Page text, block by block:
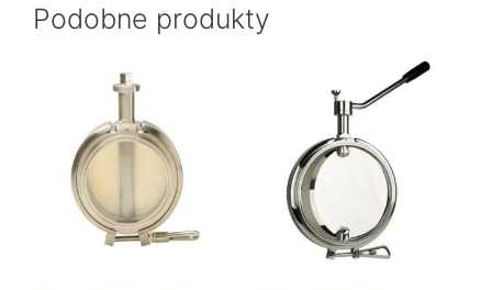
Podobne produkty